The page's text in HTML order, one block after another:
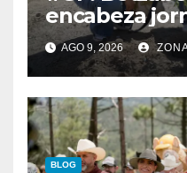
encabeza
de Mayo*
AGO 9, 2026
BLOG